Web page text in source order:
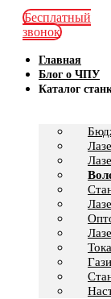
Бесплатный
звонок
Главная
Блог о ЧПУ
Каталог